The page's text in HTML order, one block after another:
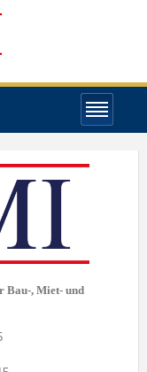
Bau-, Miet- und